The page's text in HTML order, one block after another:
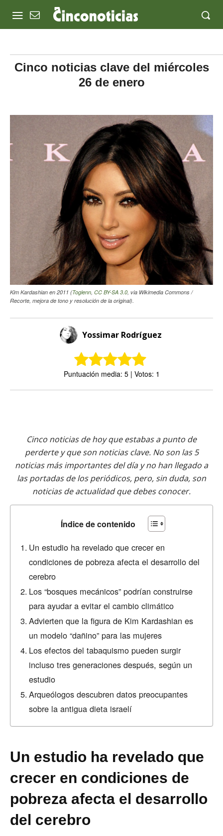
Cinco noticias clave del miércoles
26 de enero
Kim Kardashian en 2011 (Toglenn, CC BY-SA 3.0, via Wikimedia Commons /
Recorte, mejora de tono y resolución de la original).
Yossimar Rodríguez
Puntuación media: 5 | Votos: 1
Cinco noticias de hoy que estabas a punto de
perderte y que son noticias clave. No son las 5
noticias más importantes del día y no han llegado a
las portadas de los periódicos, pero, sin duda, son
noticias de actualidad que debes conocer.
Índice de contenido
Un estudio ha revelado que crecer en
condiciones de pobreza afecta el desarrollo del
cerebro
Los “bosques mecánicos” podrían construirse
para ayudar a evitar el cambio climático
Advierten que la figura de Kim Kardashian es
un modelo “dañino” para las mujeres
Los efectos del tabaquismo pueden surgir
incluso tres generaciones después, según un
estudio
Arqueólogos descubren datos preocupantes
sobre la antigua dieta israelí
Un estudio ha revelado que
crecer en condiciones de
pobreza afecta el desarrollo
del cerebro